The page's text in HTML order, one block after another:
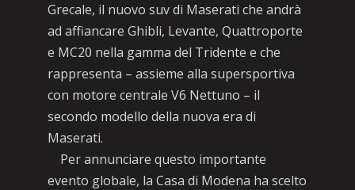
Grecale, il nuovo suv di Maserati che andrà
ad affiancare Ghibli, Levante, Quattroporte
e MC20 nella gamma del Tridente e che
rappresenta – assieme alla supersportiva
con motore centrale V6 Nettuno – il
secondo modello della nuova era di
Maserati.
Per annunciare questo importante
evento globale, la Casa di Modena ha scelto